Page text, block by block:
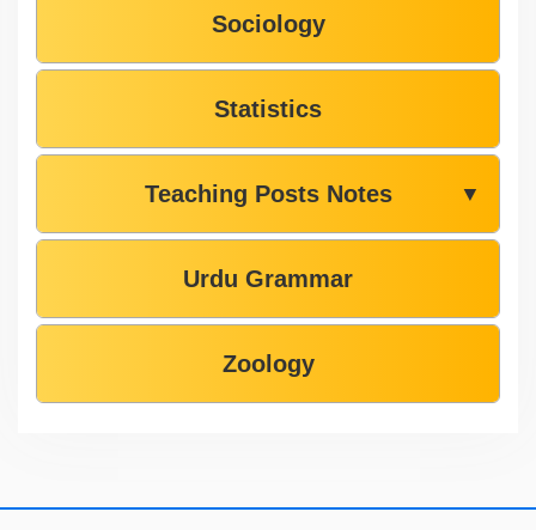
Sociology
Statistics
Teaching Posts Notes ▼
Urdu Grammar
Zoology